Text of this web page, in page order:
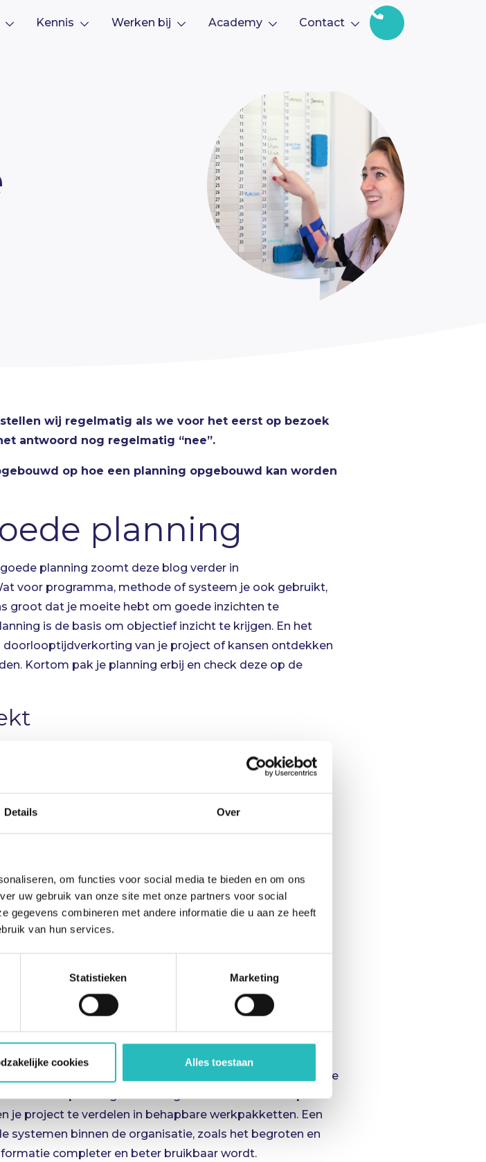
Details Over
om functies voor social media te bieden en om ons
uw gebruik van onze site met onze partners voor social
gegevens combineren met andere informatie die u aan ze heeft
van hun services.
Statistieken Marketing
cookies Alles toestaan
Kennis Werken bij Academy Contact
wij regelmatig als we voor het eerst op bezoek
antwoord nog regelmatig “nee”.
op hoe een planning opgebouwd kan worden
planning
planning zoomt deze blog verder in
voor programma, methode of systeem je ook gebruikt,
groot dat je moeite hebt om goede inzichten te
is de basis om objectief inzicht te krijgen. En het
doorlooptijdverkorting van je project of kansen ontdekken
Kortom pak je planning erbij en check deze op de
is het aan te raden om hiervan een baseline van te
toe te voegen aan de baseline als de opdrachtgever
dit te doen is dat het een zeer werkbaar en duidelijk
te zien is in het project. Indien men dit moet
met baseline een goede kapstok om je verhaal aan op
zijn, ook als het project al maanden aan de gang
naar afdeling.
de statusdatum te verzetten. Een planning
staat is een planning die niet leeft en dus geen inzicht
en werk de planning bij met de partijen die het
waarom en hoe je goed opvolging aan je planning kan
tegen van structuren hoe een project is opgebouwd of hoe
in een planning. In onze ogen is dit een cruciaal punt
je project te verdelen in behapbare werkpakketten. Een
systemen binnen de organisatie, zoals het begroten en
completer en beter bruikbaar wordt.